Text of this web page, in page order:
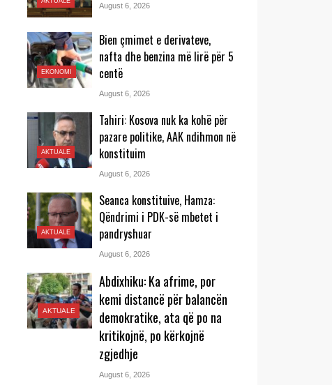
August 6, 2026
EKONOMI
Bien çmimet e derivateve,
nafta dhe benzina më lirë për 5
centë
August 6, 2026
AKTUALE
Tahiri: Kosova nuk ka kohë për
pazare politike, AAK ndihmon në
konstituim
August 6, 2026
AKTUALE
Seanca konstituive, Hamza:
Qëndrimi i PDK-së mbetet i
pandryshuar
August 6, 2026
AKTUALE
Abdixhiku: Ka afrime, por
kemi distancë për balancën
demokratike, ata që po na
kritikojnë, po kërkojnë
zgjedhje
August 6, 2026